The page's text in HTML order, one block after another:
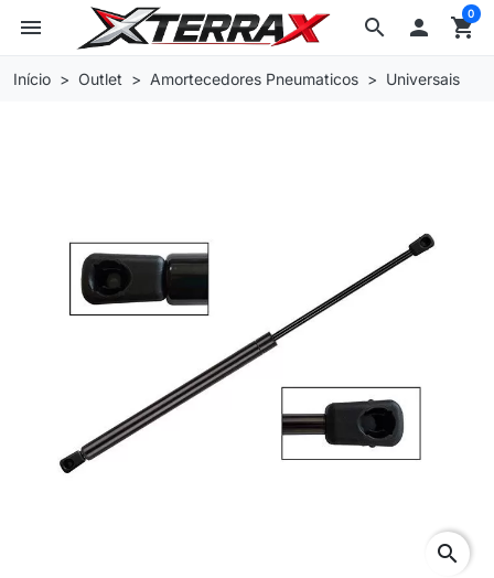
search
menu  shopping_cart
0
Início Outlet Amortecedores Pneumaticos Universais
search